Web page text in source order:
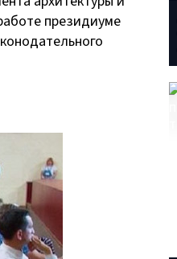
президиуме